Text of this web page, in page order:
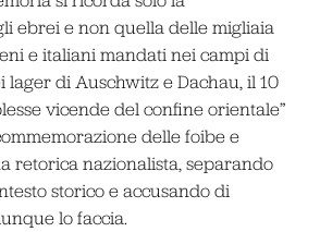
ebrei e non quella delle migliaia
e italiani mandati nei campi di
lager di Auschwitz e Dachau, il 10
vicende del confine orientale”
delle foibe e
retorica nazionalista, separando
storico e accusando di
lo faccia.